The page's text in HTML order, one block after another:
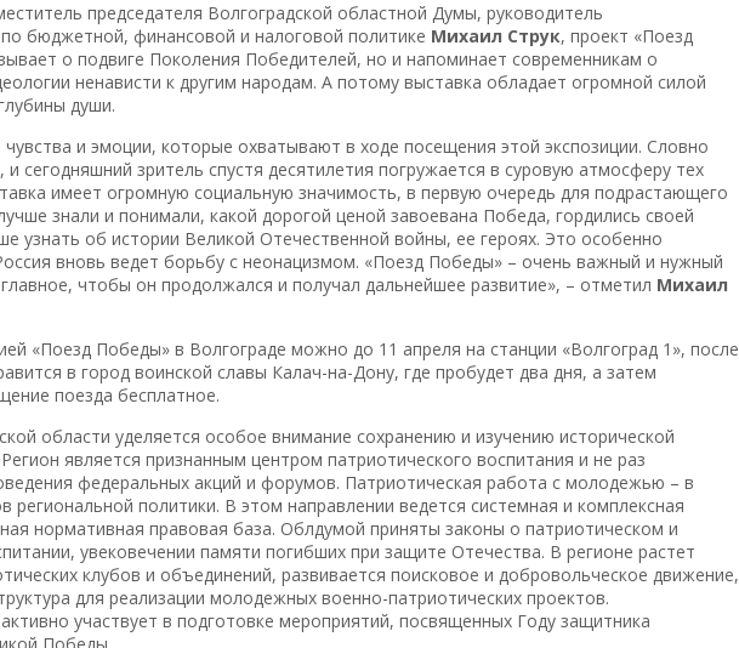
председателя Волгоградской областной Думы, руководитель
бюджетной, финансовой и налоговой политике Михаил Струк, проект «Поезд
о подвиге Поколения Победителей, но и напоминает современникам о
ненависти к другим народам. А потому выставка обладает огромной силой
души.
и эмоции, которые охватывают в ходе посещения этой экспозиции. Словно
сегодняшний зритель спустя десятилетия погружается в суровую атмосферу тех
имеет огромную социальную значимость, в первую очередь для подрастающего
знали и понимали, какой дорогой ценой завоевана Победа, гордились своей
узнать об истории Великой Отечественной войны, ее героях. Это особенно
вновь ведет борьбу с неонацизмом. «Поезд Победы» – очень важный и нужный
чтобы он продолжался и получал дальнейшее развитие», – отметил Михаил
«Поезд Победы» в Волгограде можно до 11 апреля на станции «Волгоград 1», после
в город воинской славы Калач-на-Дону, где пробудет два дня, а затем
поезда бесплатное.
области уделяется особое внимание сохранению и изучению исторической
является признанным центром патриотического воспитания и не раз
федеральных акций и форумов. Патриотическая работа с молодежью – в
региональной политики. В этом направлении ведется системная и комплексная
нормативная правовая база. Облдумой приняты законы о патриотическом и
увековечении памяти погибших при защите Отечества. В регионе растет
клубов и объединений, развивается поисковое и добровольческое движение,
для реализации молодежных военно-патриотических проектов.
участвует в подготовке мероприятий, посвященных Году защитника